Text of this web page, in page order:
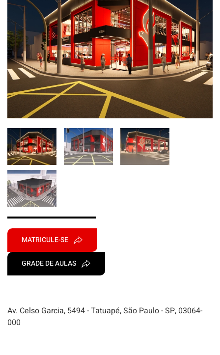
MATRICULE-SE
GRADE DE AULAS
Av. Celso Garcia, 5494 - Tatuapé, São Paulo - SP, 03064-
000